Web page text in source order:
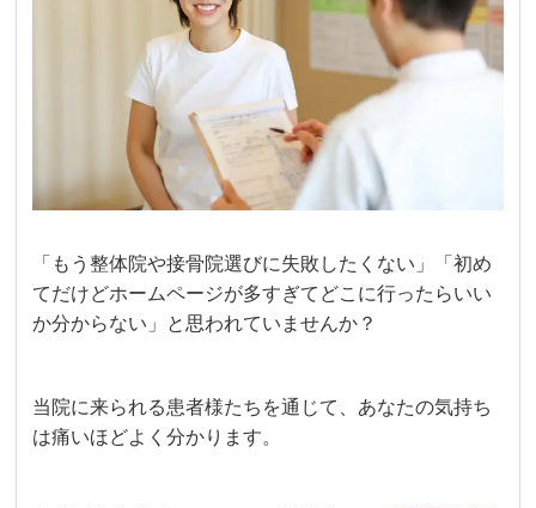
「もう整体院や接骨院選びに失敗したくない」「初め
てだけどホームページが多すぎてどこに行ったらいい
か分からない」と思われていませんか？
当院に来られる患者様たちを通じて、あなたの気持ち
は痛いほどよく分かります。